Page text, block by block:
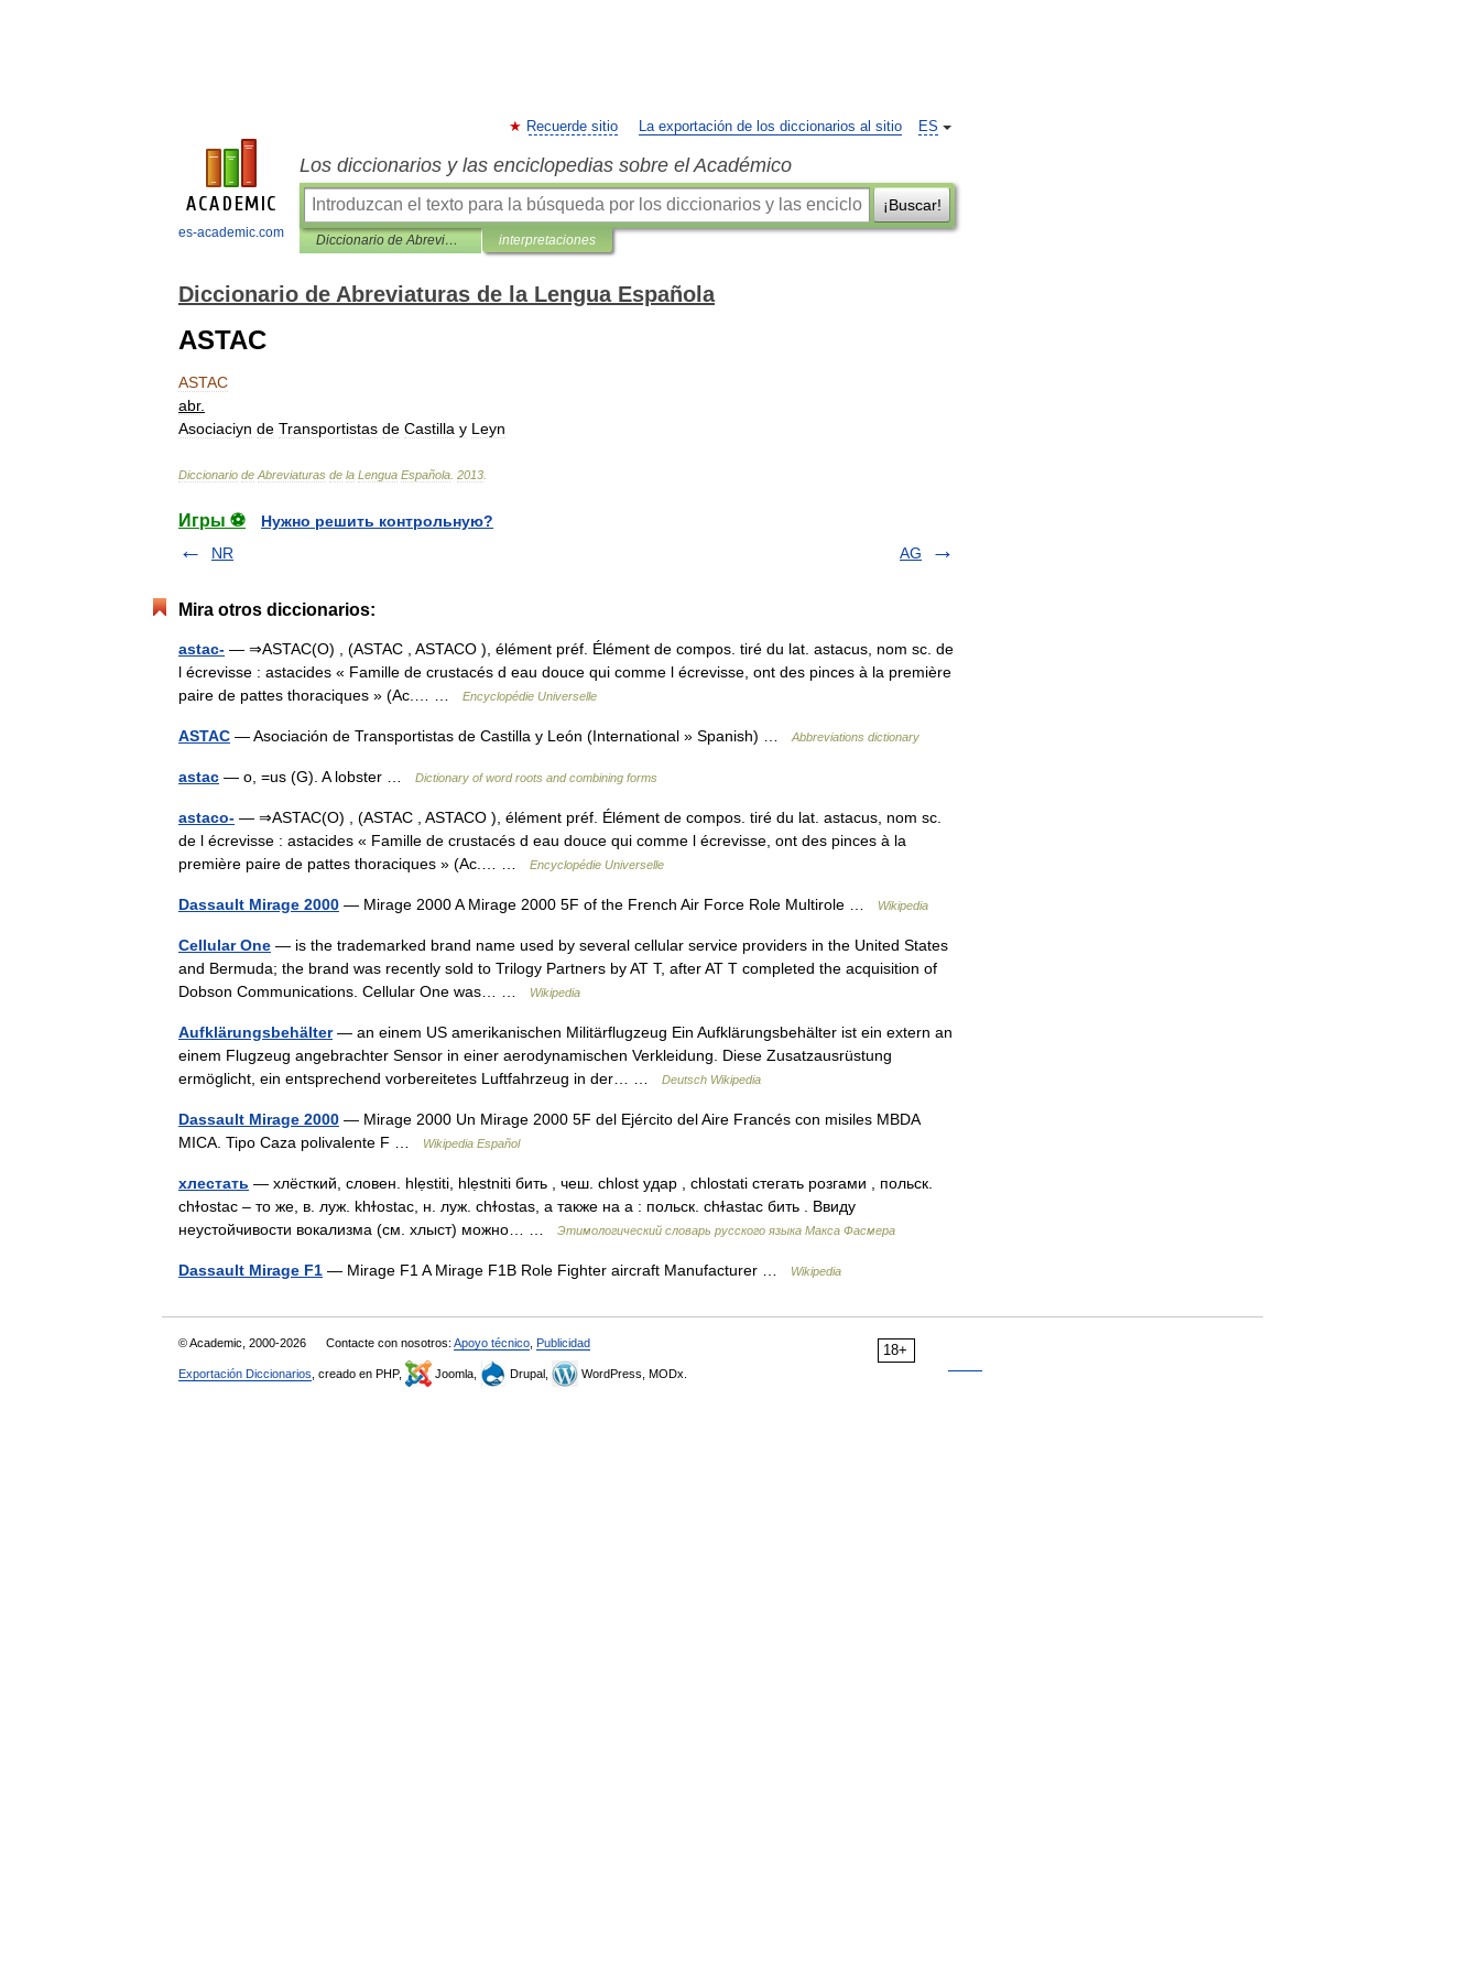
es-academic.com
ES
Recuerde sitio La exportación de los diccionarios al sitio
Los diccionarios y las enciclopedias sobre el Académico
¡Buscar!
Diccionario de Abreviaturas de la Lengua Española interpretaciones
Diccionario de Abreviaturas de la Lengua Española
ASTAC
ASTAC
abr.
Asociaciуn de Transportistas de Castilla y Leуn
Diccionario de Abreviaturas de la Lengua Española 2013
Игры ⚽
Нужно решить контрольную?
NR
AG
Mira otros diccionarios:
astac- — ⇒ASTAC(O) , (ASTAC , ASTACO ), élément préf. Élément de compos. tiré du lat. astacus, nom sc. de
l écrevisse : astacides « Famille de crustacés d eau douce qui comme l écrevisse, ont des pinces à la première
paire de pattes thoraciques » (Ac.… …
Encyclopédie Universelle
ASTAC — Asociación de Transportistas de Castilla y León (International » Spanish) … Abbreviations dictionary
astac — o, =us (G). A lobster … Dictionary of word roots and combining forms
astaco- — ⇒ASTAC(O) , (ASTAC , ASTACO ), élément préf. Élément de compos. tiré du lat. astacus, nom sc.
de l écrevisse : astacides « Famille de crustacés d eau douce qui comme l écrevisse, ont des pinces à la
première paire de pattes thoraciques » (Ac.… …
Encyclopédie Universelle
Dassault Mirage 2000 — Mirage 2000 A Mirage 2000 5F of the French Air Force Role Multirole … Wikipedia
Cellular One — is the trademarked brand name used by several cellular service providers in the United States
and Bermuda; the brand was recently sold to Trilogy Partners by AT T, after AT T completed the acquisition of
Dobson Communications. Cellular One was… …
Wikipedia
Aufklärungsbehälter— an einem US amerikanischen Militärflugzeug Ein Aufklärungsbehälter ist ein extern an
einem Flugzeug angebrachter Sensor in einer aerodynamischen Verkleidung. Diese Zusatzausrüstung
ermöglicht, ein entsprechend vorbereitetes Luftfahrzeug in der… …
Deutsch Wikipedia
Dassault Mirage 2000 — Mirage 2000 Un Mirage 2000 5F del Ejército del Aire Francés con misiles MBDA
MICA. Tipo Caza polivalente F …
Wikipedia Español
хлестать — хлёсткий, словен. hlẹstiti, hlẹstniti бить , чеш. chlost удар , chlostati стегать розгами , польск.
chɫostac – то же, в. луж. khɫostac, н. луж. chɫostas, а также на а : польск. chɫastac бить . Ввиду
неустойчивости вокализма (см. хлыст) можно… …
Этимологический словарь русского языка Макса Фасмера
Dassault Mirage F1 — Mirage F1 A Mirage F1B Role Fighter aircraft Manufacturer … Wikipedia
18+
© Academic, 2000-2026 Contacte con nosotros: Apoyo técnico Publicidad
Exportación Diccionarios , creado en PHP, Joomla, Drupal, WordPress, MODx.